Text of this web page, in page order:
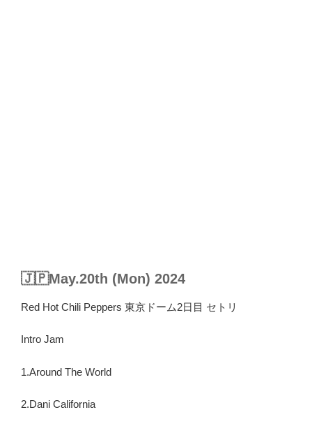
🇯🇵May.20th (Mon) 2024
Red Hot Chili Peppers 東京ドーム2日目 セトリ
Intro Jam
1.Around The World
2.Dani California